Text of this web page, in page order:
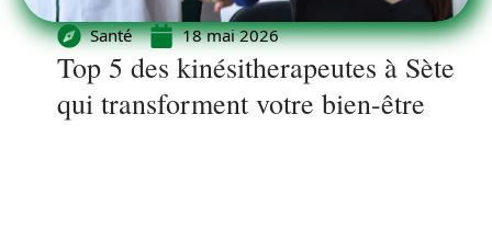
Santé 18 mai 2026
Top 5 des kinésitherapeutes à Sète
qui transforment votre bien-être